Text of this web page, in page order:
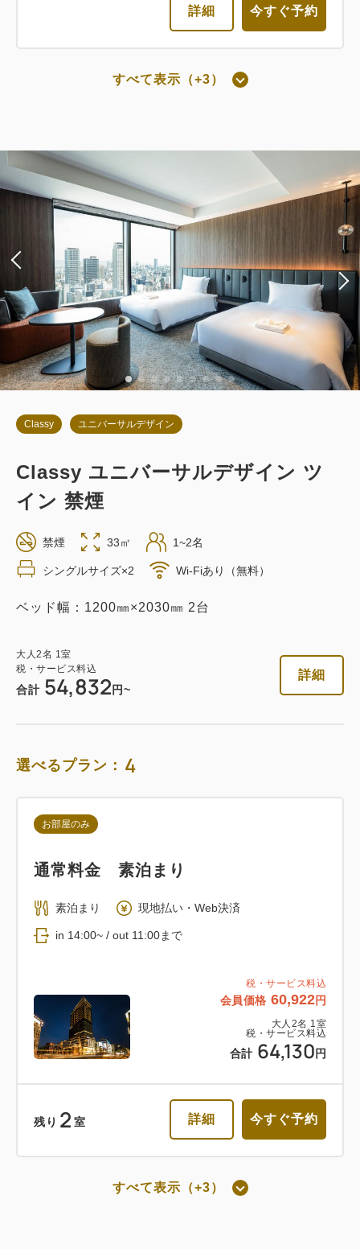
合計 65,318円
詳細
詳細 今すぐ予約
会員価格 68,142円
名1室
税・サービス料込
71,730円
朝食 現地払い・Web決済
in 14:00~ / out 11:00まで
詳細 今すぐ予約
54,832円
名1室
57,718
お部屋のみ
Web決済
税・サービス料込
会員価格 62,052円
大人 2名1室
65,318
朝食付き
返金不可 朝食付き
詳細 今すぐ予約
すべて表示（+3）
Classy ユニバーサルデザイン
Classy ユニバーサルデザイン ツ
イン 禁煙
禁煙 33㎡ 1~2名
シングルサイズ×2 Wi-Fiあり（無料）
ベッド幅：1200㎜×2030㎜ 2台
大人2名 1室
税・サービス料込
合計 54,832 円~
詳細
選べるプラン： 4
税・サービス料込
会員価格 60,922円
大人 2名 1室
税・サービス料込
合計 64,130 円
お部屋のみ
通常料金 素泊まり
素泊まり 現地払い・Web決済
in 14:00~ / out 11:00まで
残り 2 室 詳細 今すぐ予約
すべて表示（+3）